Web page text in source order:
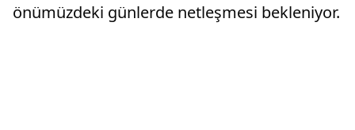
önümüzdeki günlerde netleşmesi bekleniyor.